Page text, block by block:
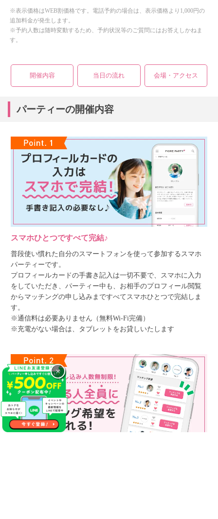
※表示価格はWEB割価格です。電話予約の場合は、表示価格より1,000円の
追加料金が発生します。
※予約人数は随時変動するため、予約状況等のご質問にはお答えしかねま
す。
開催内容 当日の流れ 会場・アクセス
パーティーの開催内容
スマホひとつですべて完結♪
普段使い慣れた自分のスマートフォンを使って参加するスマホ
パーティーです。
プロフィールカードの手書き記入は一切不要で、スマホに入力
をしていただき、パーティー中も、お相手のプロフィール閲覧
からマッチングの申し込みまですべてスマホひとつで完結しま
す。
※通信料は必要ありません（無料Wi-Fi完備）
※充電がない場合は、タブレットをお貸しいたします
×